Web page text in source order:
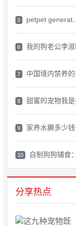
5 petpet generat...
6 我的狗老公李
7 中国境内禁养的
8 甜蜜的宠物我是
9 家养水獭多少
10 自制狗狗辅食
分享热点